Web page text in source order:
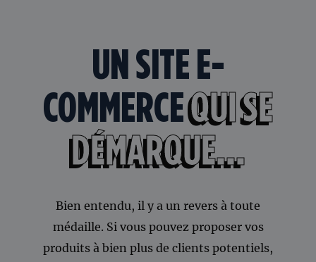
UN SITE E-
COMMERCEQUI SE
DÉMARQUE…
Bien entendu, il y a un revers à toute
médaille. Si vous pouvez proposer vos
produits à bien plus de clients potentiels,